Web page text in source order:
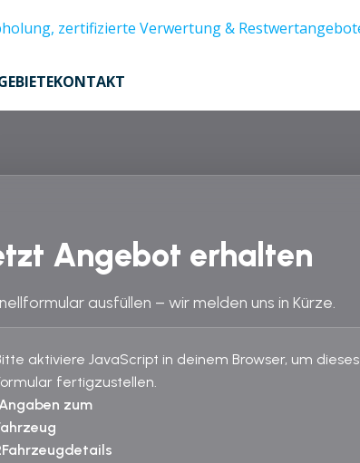
KONTAKT
Angebot erhalten
ausfüllen – wir melden uns in Kürze.
aktiviere JavaScript in deinem Browser, um dieses
fertigzustellen.
Angaben zum
Fahrzeugdetails